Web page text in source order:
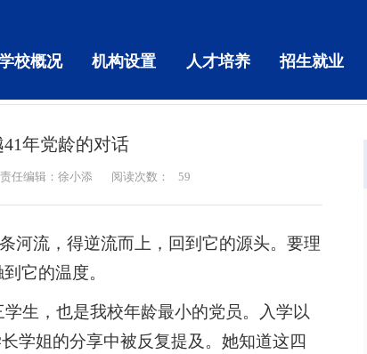
校概况 机构设置 人才培养 招生就业
年党龄的对话
责任编辑：徐小添 阅读次数： 59
河流，得逆流而上，回到它的源头。要理
它的温度。
生，也是我校年龄最小的党员。入学以
学姐的分享中被反复提及。她知道这四